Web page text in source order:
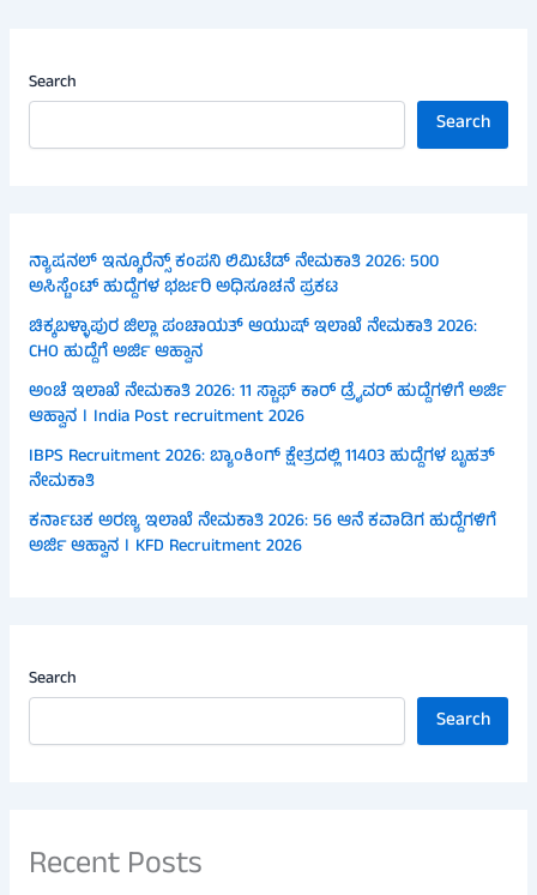
Search
Search
ನ್ಯಾಷನಲ್ ಇನ್ಶೂರೆನ್ಸ್ ಕಂಪನಿ ಲಿಮಿಟೆಡ್ ನೇಮಕಾತಿ 2026: 500
ಅಸಿಸ್ಟೆಂಟ್ ಹುದ್ದೆಗಳ ಭರ್ಜರಿ ಅಧಿಸೂಚನೆ ಪ್ರಕಟ
ಚಿಕ್ಕಬಳ್ಳಾಪುರ ಜಿಲ್ಲಾ ಪಂಚಾಯತ್ ಆಯುಷ್ ಇಲಾಖೆ ನೇಮಕಾತಿ 2026:
CHO ಹುದ್ದೆಗೆ ಅರ್ಜಿ ಆಹ್ವಾನ
ಅಂಚೆ ಇಲಾಖೆ ನೇಮಕಾತಿ 2026: 11 ಸ್ಟಾಫ್ ಕಾರ್ ಡ್ರೈವರ್ ಹುದ್ದೆಗಳಿಗೆ ಅರ್ಜಿ
ಆಹ್ವಾನ । India Post recruitment 2026
IBPS Recruitment 2026: ಬ್ಯಾಂಕಿಂಗ್ ಕ್ಷೇತ್ರದಲ್ಲಿ 11403 ಹುದ್ದೆಗಳ ಬೃಹತ್
ನೇಮಕಾತಿ
ಕರ್ನಾಟಕ ಅರಣ್ಯ ಇಲಾಖೆ ನೇಮಕಾತಿ 2026: 56 ಆನೆ ಕವಾಡಿಗ ಹುದ್ದೆಗಳಿಗೆ
ಅರ್ಜಿ ಆಹ್ವಾನ । KFD Recruitment 2026
Search
Search
Recent Posts